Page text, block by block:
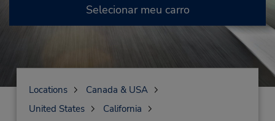
Selecionar meu carro
Locations
Canada & USA
United States
California